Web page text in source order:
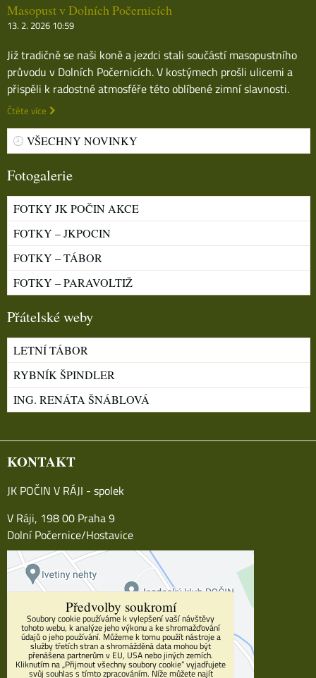
Masopust v Dolních Počernicích
13. 2. 2026 10:59
Již tradičně se naši koně a jezdci stali součástí masopustního
průvodu v Dolních Počernicích. V kostýmech prošli ulicemi a
přispěli k radostné atmosféře této oblíbené zimní slavnosti.
Čtěte více
VŠECHNY NOVINKY
Fotogalerie
FOTKY JK POČIN AKCE
FOTKY – JKPOCIN
FOTKY – TÁBOR
FOTKY – PARAVOLTIŽ
Přátelské weby
LETNÍ TÁBOR
RYBNÍK ŠPINDLER
ING. RENÁTA ŠNÁBLOVÁ
KONTAKT
JK POČIN V RÁJI - spolek
V Ráji, 198 00 Praha 9
Dolní Počernice/Hostavice
Předvolby soukromí
Soubory cookie používáme k vylepšení vaší návštěvy
tohoto webu, k analýze jeho výkonu a ke shromažďování
údajů o jeho používání. Můžeme k tomu použít nástroje a
služby třetích stran a shromážděná data mohou být
přenášena partnerům v EU, USA nebo jiných zemích.
Kliknutím na „Přijmout všechny soubory cookie“ vyjadřujete
svůj souhlas s tímto zpracováním. Níže můžete najít